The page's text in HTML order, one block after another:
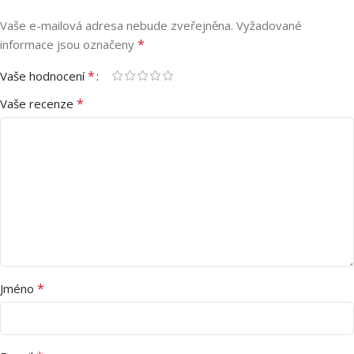
Vaše e-mailová adresa nebude zveřejněna. Vyžadované
informace jsou označeny *
Vaše hodnocení*
Vaše recenze *
Jméno *